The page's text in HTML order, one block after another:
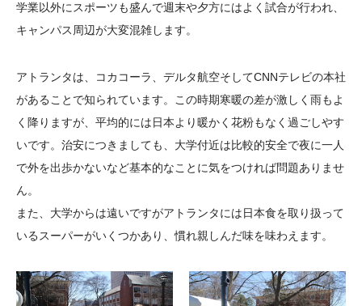
学業以外にスポーツも盛んで週末や夕方にはよく試合が行われ、
キャンパス周辺が大変混雑します。
アトランタは、コカコーラ、デルタ航空そしてCNNテレビの本社
があることで知られています。この時期寒暖の差が激しく雨もよ
く降りますが、平均的には日本より暖かく花粉もなく過ごしやす
いです。治安につきましても、大学付近は比較的安全で夜に一人
で外を出歩かないなど基本的なことに気をつければ問題ありませ
ん。
また、大学からは遠いですがアトランタには日本食を取り扱って
いるスーパーがいくつかあり、慣れ親しんだ味を味わえます。